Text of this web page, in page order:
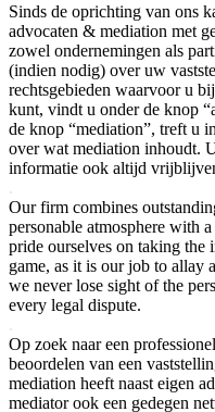
Sinds de oprichting van ons
advocaten & mediation met
zowel ondernemingen als
(indien nodig) over uw
rechtsgebieden waarvoor u
kunt, vindt u onder de knop
de knop “mediation”, treft u
over wat mediation inhoudt.
informatie ook altijd
.
Our firm combines
personable atmosphere with
pride ourselves on taking the
game, as it is our job to allay
we never lose sight of the
every legal dispute.
.
Op zoek naar een
beoordelen van een
mediation heeft naast eigen
mediator ook een gedegen